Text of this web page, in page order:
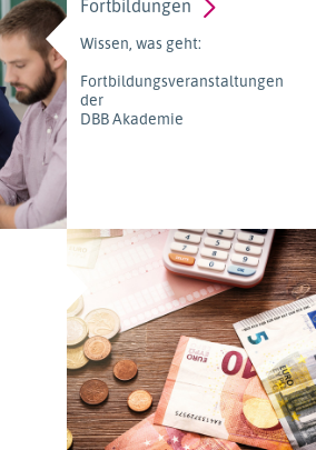
Fortbildungen
Wissen, was geht:
Fortbildungsveranstaltungen
der
DBB Akademie